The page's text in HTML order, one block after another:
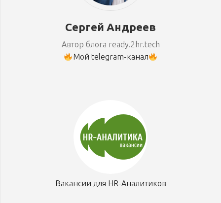
Сергей Андреев
Автор блога ready.2hr.tech
Мой telegram-канал
Вакансии для HR-Аналитиков